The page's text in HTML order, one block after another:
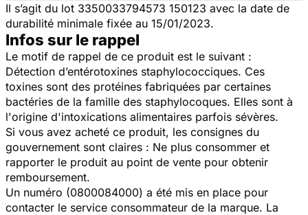
Il s’agit du lot 3350033794573 150123 avec la date de
durabilité minimale fixée au 15/01/2023.
Infos sur le rappel
Le motif de rappel de ce produit est le suivant :
Détection d’entérotoxines staphylococciques. Ces
toxines sont des protéines fabriquées par certaines
bactéries de la famille des staphylocoques. Elles sont à
l'origine d'intoxications alimentaires parfois sévères.
Si vous avez acheté ce produit, les consignes du
gouvernement sont claires : Ne plus consommer et
rapporter le produit au point de vente pour obtenir
remboursement.
Un numéro (0800084000) a été mis en place pour
contacter le service consommateur de la marque. La